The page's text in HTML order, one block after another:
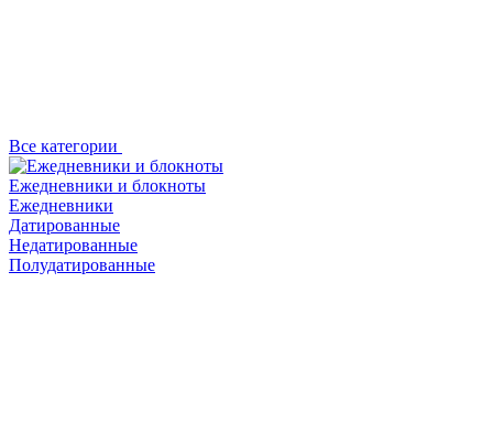
Все категории
Ежедневники и блокноты
Ежедневники
Датированные
Недатированные
Полудатированные